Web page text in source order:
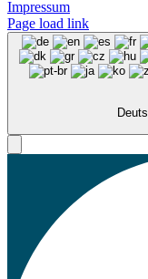
Impressum
Page load link